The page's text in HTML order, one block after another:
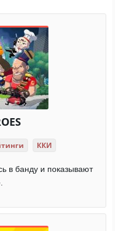
ККИ
в банду и показывают